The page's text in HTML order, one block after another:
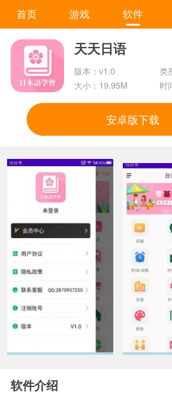
首页 游戏 软件
天天日语
版本：v1.0
类
大小：19.95M
时
安卓版下载
软件介绍